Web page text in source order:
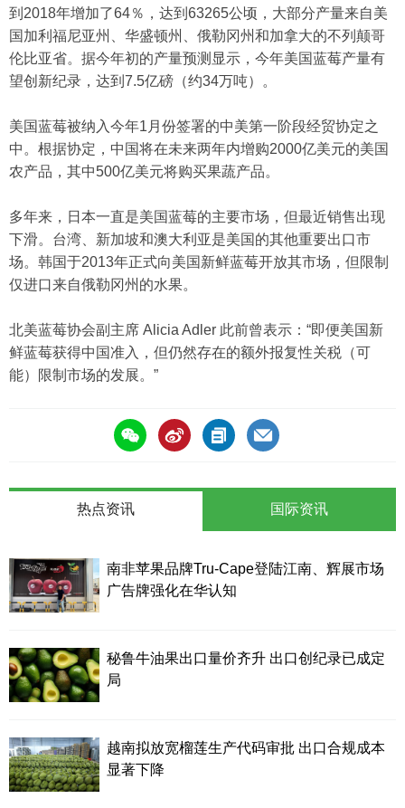
到2018年增加了64％，达到63265公顷，大部分产量来自美
国加利福尼亚州、华盛顿州、俄勒冈州和加拿大的不列颠哥
伦比亚省。据今年初的产量预测显示，今年美国蓝莓产量有
望创新纪录，达到7.5亿磅（约34万吨）。
美国蓝莓被纳入今年1月份签署的中美第一阶段经贸协定之
中。根据协定，中国将在未来两年内增购2000亿美元的美国
农产品，其中500亿美元将购买果蔬产品。
多年来，日本一直是美国蓝莓的主要市场，但最近销售出现
下滑。台湾、新加坡和澳大利亚是美国的其他重要出口市
场。韩国于2013年正式向美国新鲜蓝莓开放其市场，但限制
仅进口来自俄勒冈州的水果。
北美蓝莓协会副主席 Alicia Adler 此前曾表示：“即便美国新
鲜蓝莓获得中国准入，但仍然存在的额外报复性关税（可
能）限制市场的发展。”
热点资讯
南非苹果品牌Tru-Cape登陆江南、辉展市场
广告牌强化在华认知
秘鲁牛油果出口量价齐升 出口创纪录已成定
局
越南拟放宽榴莲生产代码审批 出口合规成本
显著下降
国际资讯